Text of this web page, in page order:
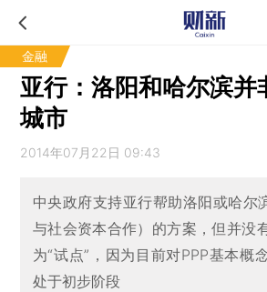
金融
亚行：洛阳和哈尔滨并
城市
2014年07月22日 09:43
中央政府支持亚行帮助洛阳或哈尔
与社会资本合作）的方案，但并没
为“试点”，因为目前对PPP基本概
处于初步阶段